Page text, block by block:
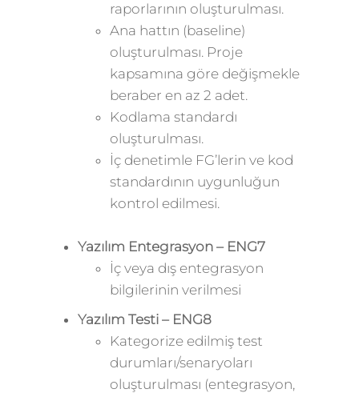
raporlarının oluşturulması.
Ana hattın (baseline)
oluşturulması. Proje
kapsamına göre değişmekle
beraber en az 2 adet.
Kodlama standardı
oluşturulması.
İç denetimle FG’lerin ve kod
standardının uygunluğun
kontrol edilmesi.
Yazılım Entegrasyon – ENG7
İç veya dış entegrasyon
bilgilerinin verilmesi
Yazılım Testi – ENG8
Kategorize edilmiş test
durumları/senaryoları
oluşturulması (entegrasyon,